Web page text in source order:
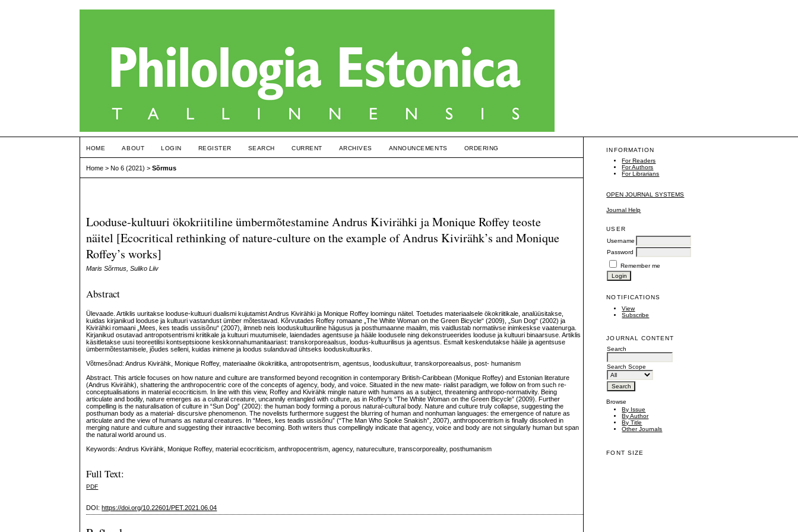
INFORMATION
For Readers
For Authors
For Librarians
OPEN JOURNAL SYSTEMS
Journal Help
USER
Username
Password
Remember me
NOTIFICATIONS
View
Subscribe
JOURNAL CONTENT
Search
Search Scope
Browse
By Issue
By Author
By Title
Other Journals
FONT SIZE
HOME ABOUT LOGIN REGISTER SEARCH CURRENT ARCHIVES ANNOUNCEMENTS ORDERING
Home >No 6 (2021) >Sõrmus
Looduse-kultuuri ökokriitiline ümbermõtestamine Andrus Kivirähki ja Monique Roffey teoste
näitel [Ecocritical rethinking of nature-culture on the example of Andrus Kivirähk’s and Monique
Roffey’s works]
Maris Sõrmus, Suliko Liiv
Abstract
Ülevaade. Artiklis uuritakse looduse-kultuuri dualismi kujutamist Andrus Kivirähki ja Monique Roffey loomingu näitel. Toetudes materiaalsele ökokriitikale, analüüsitakse,
kuidas kirjanikud looduse ja kultuuri vastandust ümber mõtestavad. Kõrvutades Roffey romaane „The White Woman on the Green Bicycle“ (2009), „Sun Dog“ (2002) ja
Kivirähki romaani „Mees, kes teadis ussisõnu“ (2007), ilmneb neis looduskultuuriline hägusus ja posthumaanne maailm, mis vaidlustab normatiivse inimkeskse vaatenurga.
Kirjanikud osutavad antropotsentrismi kriitikale ja kultuuri muutumisele, laiendades agentsuse ja hääle loodusele ning dekonstrueerides looduse ja kultuuri binaarsuse. Artiklis
käsitletakse uusi teoreetilisi kontseptsioone keskkonnahumanitaariast: transkorporeaalsus, loodus-kultuurilisus ja agentsus. Esmalt keskendutakse hääle ja agentsuse
ümbermõtestamisele, jõudes selleni, kuidas inimene ja loodus sulanduvad ühtseks looduskultuuriks.
Võtmesõnad: Andrus Kivirähk, Monique Roffey, materiaalne ökokriitika, antropotsentrism, agentsus, looduskultuur, transkorporeaalsus, post- humanism
Abstract. This article focuses on how nature and culture are transformed beyond recognition in contemporary British-Caribbean (Monique Roffey) and Estonian literature
(Andrus Kivirähk), shattering the anthropocentric core of the concepts of agency, body, and voice. Situated in the new mate- rialist paradigm, we follow on from such re-
conceptualisations in material ecocriticism. In line with this view, Roffey and Kivirähk mingle nature with humans as a subject, threatening anthropo-normativity. Being
articulate and bodily, nature emerges as a cultural creature, uncannily entangled with culture, as in Roffey’s “The White Woman on the Green Bicycle” (2009). Further
compelling is the naturalisation of culture in “Sun Dog” (2002): the human body forming a porous natural-cultural body. Nature and culture truly collapse, suggesting the
posthuman body as a material- discursive phenomenon. The novelists furthermore suggest the blurring of human and nonhuman languages: the emergence of nature as
articulate and the view of humans as natural creatures. In “Mees, kes teadis ussisõnu” (“The Man Who Spoke Snakish”, 2007), anthropocentrism is finally dissolved in
merging nature and culture and suggesting their intraactive becoming. Both writers thus compellingly indicate that agency, voice and body are not singularly human but span
the natural world around us.
Keywords: Andrus Kivirähk, Monique Roffey, material ecocriticism, anthropocentrism, agency, natureculture, transcorporeality, posthumanism
Full Text:
PDF
DOI:https://doi.org/10.22601/PET.2021.06.04